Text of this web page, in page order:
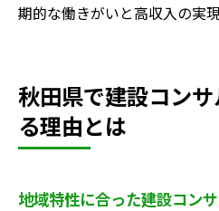
期的な働きがいと高収入の実
秋田県で建設コン
る理由とは
地域特性に合った建設コン